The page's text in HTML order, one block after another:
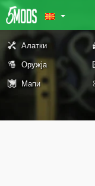
Алатки
Оружја
Мапи